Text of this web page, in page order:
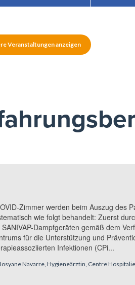
Veranstaltungen anzeigen
Zimmer werden beim Auszug des
wie folgt behandelt: Zuerst
SANIVAP-Dampfgeräten gemäß dem
für die Unterstützung und
Infektionen (CPi...
Navarre, Hygieneärztin, Centre